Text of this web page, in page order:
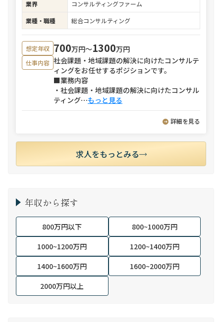
業界
コンサルティングファーム
業種・職種
総合コンサルティング
想定年収 700万円〜1300万円
仕事内容 社会課題・地域課題の解決に向けたコンサルテ
ィングをお任せするポジションです。
■業務内容
・社会課題・地域課題の解決に向けたコンサル
ティング⋯もっと見る
詳細を見る
求人をもっとみる
年収から探す
800万円以下
800~1000万円
1000~1200万円
1200~1400万円
1400~1600万円
1600~2000万円
2000万円以上